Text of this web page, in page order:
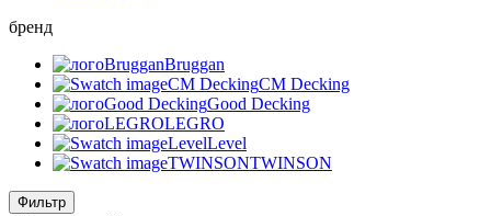
бренд
BrugganBruggan
CM DeckingCM Decking
Good DeckingGood Decking
LEGROLEGRO
LevelLevel
TWINSONTWINSON
Фильтр